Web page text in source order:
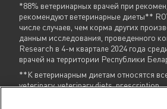
*88% ветеринарных врачей при
рекомендуют ветеринарные диеты**
числе случаев, чем корма других
данным исследования, проведенного
Research в 4-м квартале 2024 года
врачей на территории Республики
**К ветеринарным диетам относятся
veterinary, veterinary diets, prescription